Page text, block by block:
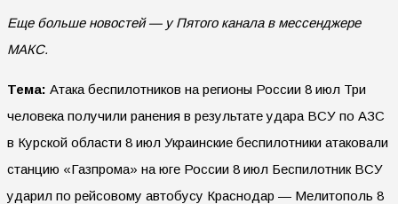
Еще больше новостей — у Пятого канала в мессенджере
МАКС.
Тема: Атака беспилотников на регионы России 8 июл Три
человека получили ранения в результате удара ВСУ по АЗС
в Курской области 8 июл Украинские беспилотники атаковали
станцию «Газпрома» на юге России 8 июл Беспилотник ВСУ
ударил по рейсовому автобусу Краснодар — Мелитополь 8